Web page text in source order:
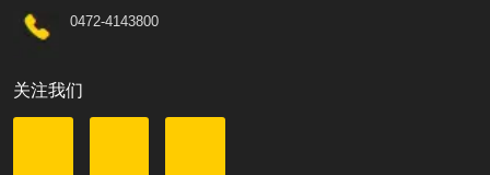
0472-4143800
关注我们